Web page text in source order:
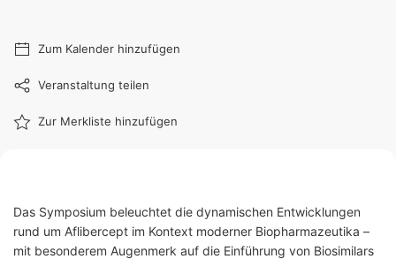
Zum Kalender hinzufügen
Veranstaltung teilen
Zur Merkliste hinzufügen
Das Symposium beleuchtet die dynamischen Entwicklungen
rund um Aflibercept im Kontext moderner Biopharmazeutika –
mit besonderem Augenmerk auf die Einführung von Biosimilars